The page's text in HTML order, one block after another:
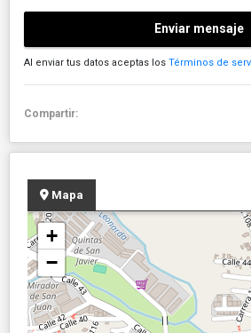
Enviar mensaje
Al enviar tus datos aceptas los Términos de
Compartir:
Mapa
+
−